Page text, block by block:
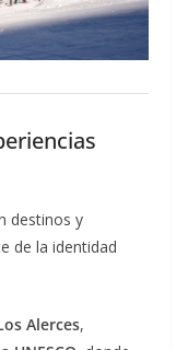
destinos y
de la identidad
Alerces,